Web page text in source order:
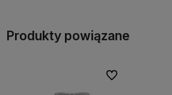
Produkty powiązane
Do ulubionych